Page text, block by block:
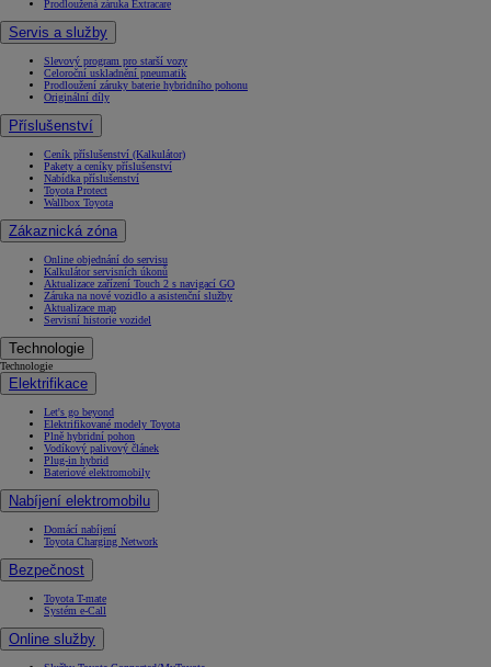
Prodloužená záruka Extracare
Servis a služby
Slevový program pro starší vozy
Celoroční uskladnění pneumatik
Prodloužení záruky baterie hybridního pohonu
Originální díly
Příslušenství
Ceník příslušenství (Kalkulátor)
Pakety a ceníky příslušenství
Nabídka příslušenství
Toyota Protect
Wallbox Toyota
Zákaznická zóna
Online objednání do servisu
Kalkulátor servisních úkonů
Aktualizace zařízení Touch 2 s navigací GO
Záruka na nové vozidlo a asistenční služby
Aktualizace map
Servisní historie vozidel
Technologie
Technologie
Elektrifikace
Let's go beyond
Elektrifikované modely Toyota
Plně hybridní pohon
Vodíkový palivový článek
Plug-in hybrid
Bateriové elektromobily
Nabíjení elektromobilu
Domácí nabíjení
Toyota Charging Network
Bezpečnost
Toyota T-mate
Systém e-Call
Online služby